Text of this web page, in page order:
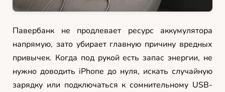
Павербанк не продлевает ресурс аккумулятора
напрямую, зато убирает главную причину вредных
привычек. Когда под рукой есть запас энергии, не
нужно доводить iPhone до нуля, искать случайную
зарядку или подключаться к сомнительному USB-